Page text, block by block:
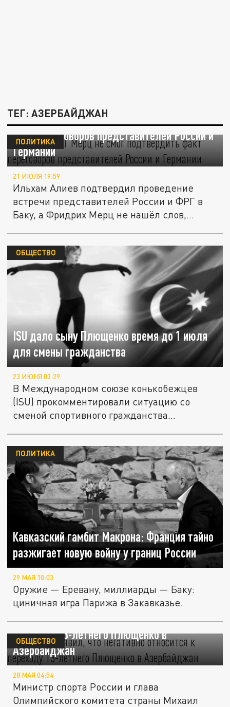
ТЕГ: АЗЕРБАЙДЖАН
Канцлер ФРГ Мерц не смог подтвердить
факт переговоров представителей России и
Германии
ПОЛИТИКА
21 ИЮЛЯ 19:59
Ильхам Алиев подтвердил проведение
встречи представителей России и ФРГ в
Баку, а Фридрих Мерц не нашёл слов,...
ISU дало сыну Плющенко время до 1 июля
для смены гражданства
ОБЩЕСТВО
23 ИЮНЯ 03:29
В Международном союзе конькобежцев
(ISU) прокомментировали ситуацию со
сменой спортивного гражданства...
Кавказский гамбит Макрона: Франция тайно
разжигает новую войну у границ России
ПОЛИТИКА
29 МАЯ 10:03
Оружие — Еревану, миллиарды — Баку:
циничная игра Парижа в Закавказье.
Дегтярев заявил, что негативно относится к
переходу 13-летнего Плющенко в
Азербайджан
ОБЩЕСТВО
28 МАЯ 04:54
Министр спорта России и глава
Олимпийского комитета страны Михаил